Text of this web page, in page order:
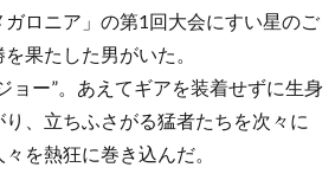
わ
ロニア」の第1回大会にすい星のご
果たした男がいた。
ョー”。あえてギアを装着せずに生身
、立ちふさがる猛者たちを次々に
を熱狂に巻き込んだ。